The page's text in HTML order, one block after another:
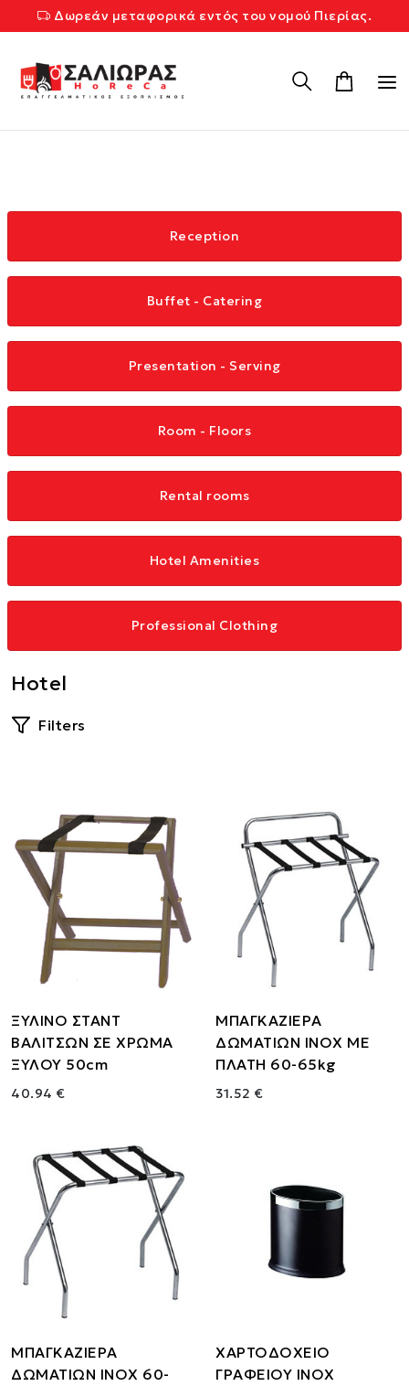
Δωρεάν μεταφορικά εντός του νομού Πιερίας.
Reception
Buffet - Catering
Presentation - Serving
Room - Floors
Rental rooms
Hotel Amenities
Professional Clothing
Hotel
Filters
ΞΥΛΙΝΟ ΣΤΑΝΤ
ΒΑΛΙΤΣΩΝ ΣΕ ΧΡΩΜΑ
ΞΥΛΟΥ 50cm
40.94 €
ΜΠΑΓΚΑΖΙΕΡΑ
ΔΩΜΑΤΙΩΝ ΙΝΟΧ ΜΕ
ΠΛΑΤΗ 60-65kg
31.52 €
ΜΠΑΓΚΑΖΙΕΡΑ
ΔΩΜΑΤΙΩΝ ΙΝΟΧ 60-
ΧΑΡΤΟΔΟΧΕΙΟ
ΓΡΑΦΕΙΟΥ ΙΝΟΧ